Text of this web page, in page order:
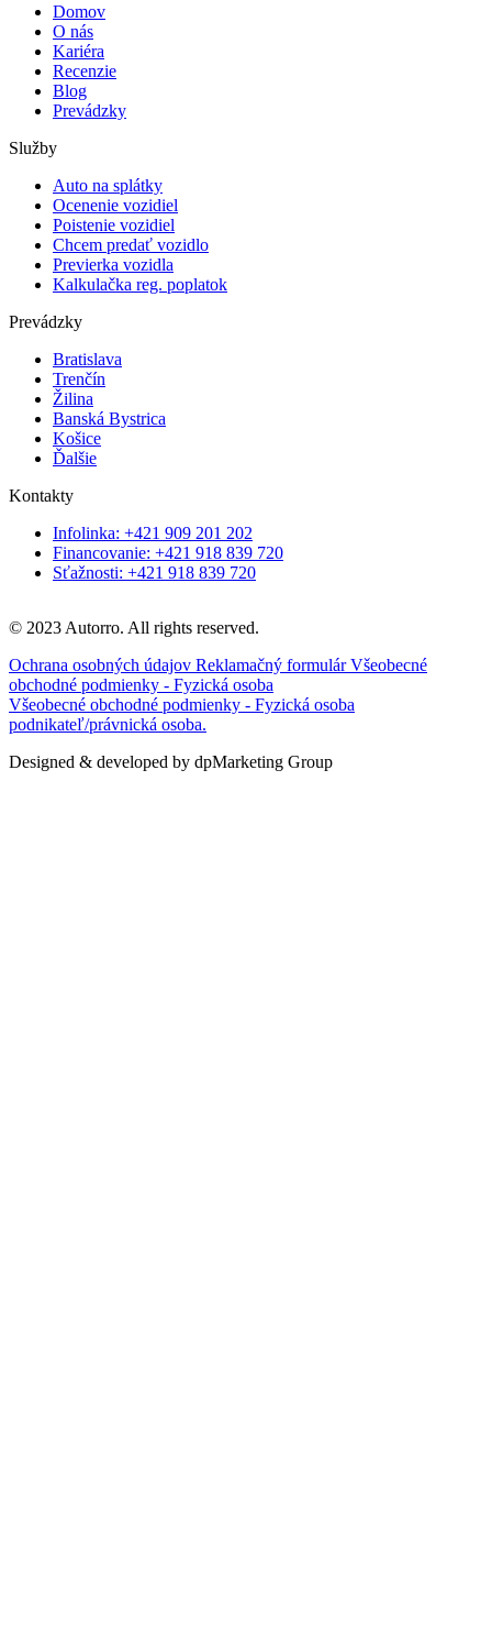
Domov
O nás
Kariéra
Recenzie
Blog
Prevádzky
Služby
Auto na splátky
Ocenenie vozidiel
Poistenie vozidiel
Chcem predať vozidlo
Previerka vozidla
Kalkulačka reg. poplatok
Prevádzky
Bratislava
Trenčín
Žilina
Banská Bystrica
Košice
Ďalšie
Kontakty
Infolinka: +421 909 201 202
Financovanie: +421 918 839 720
Sťažnosti: +421 918 839 720
© 2023 Autorro. All rights reserved.
Ochrana osobných údajov Reklamačný formulárVšeobecné
obchodné podmienky - Fyzická osoba
Všeobecné obchodné podmienky - Fyzická osoba
podnikateľ/právnická osoba.
Designed & developed by dpMarketing Group